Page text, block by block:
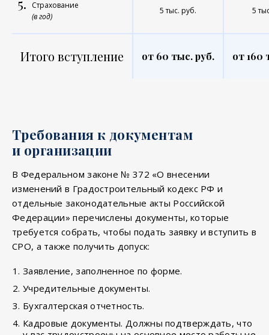
Страхование
(в год)
5 тыс. руб. 5
Итого вступление от 60 тыс. руб. от 160
Требования к документам
и организации
В Федеральном законе № 372 «О внесении
изменений в Градостроительный кодекс РФ и
отдельные законодательные акты Российской
Федерации» перечислены документы, которые
требуется собрать, чтобы подать заявку и вступить в
СРО, а также получить допуск:
Заявление, заполненное по форме.
Учредительные документы.
Бухгалтерская отчетность.
Кадровые документы. Должны подтверждать, что